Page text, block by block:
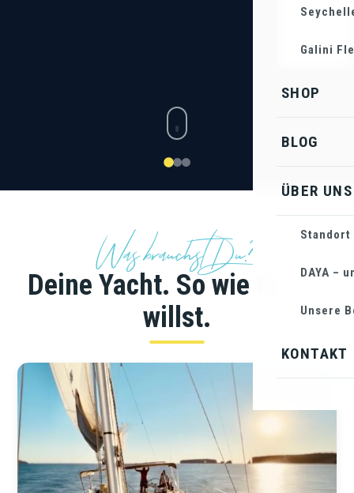
Galini
SHOP
BLOG
ÜBER UNS
Standort
DAYA –
Unsere
KONTAKT
Was brauchst Du?
Deine Yacht. So wie Du sie
willst.